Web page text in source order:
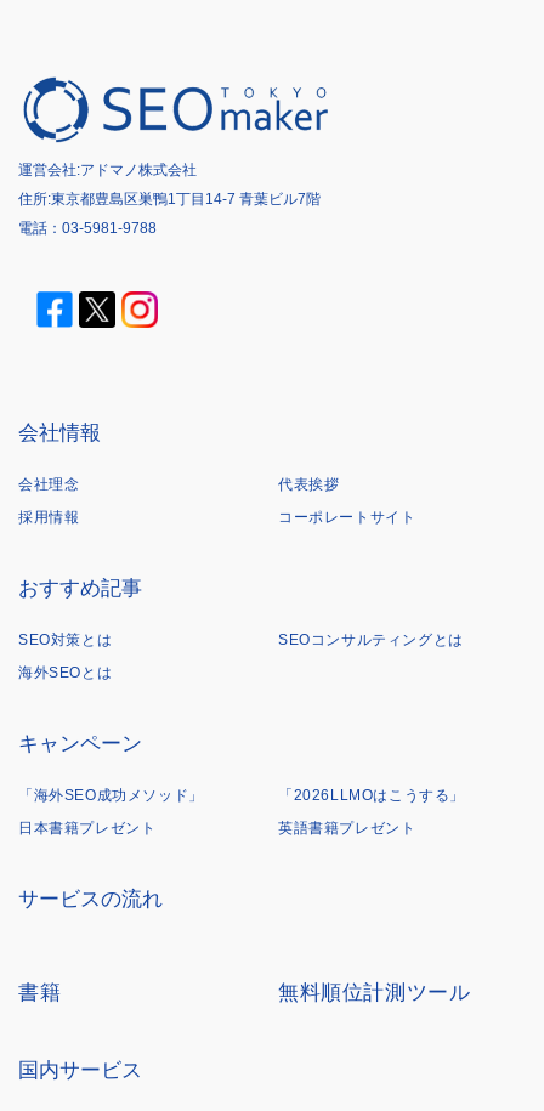
運営会社:アドマノ株式会社
住所:東京都豊島区巣鴨1丁目14-7 青葉ビル7階
電話： 03-5981-9788
会社情報
会社理念
代表挨拶
採用情報
コーポレートサイト
おすすめ記事
SEO対策とは
SEOコンサルティングとは
海外SEOとは
キャンペーン
「海外SEO成功メソッド」
「2026LLMOはこうする」
日本書籍プレゼント
英語書籍プレゼント
サービスの流れ
書籍 無料順位計測ツール
国内サービス